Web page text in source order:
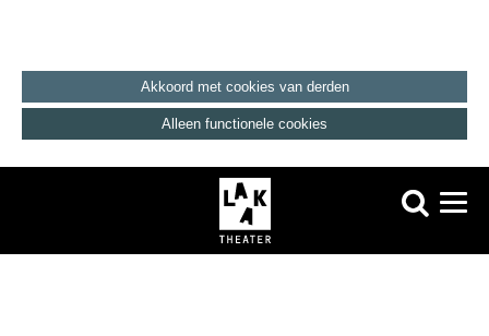
Akkoord met cookies van derden
Alleen functionele cookies